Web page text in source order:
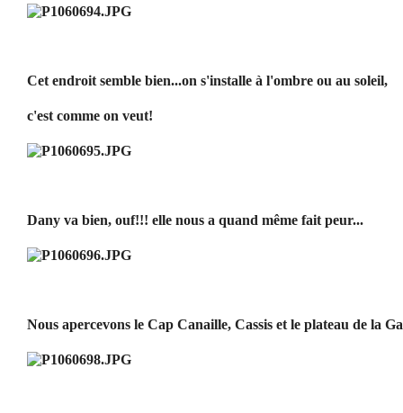
Cet endroit semble bien...on s'installe à l'ombre ou au soleil,
c'est comme on veut!
Dany va bien, ouf!!! elle nous a quand même fait peur...
Nous apercevons le Cap Canaille, Cassis et le plateau de la